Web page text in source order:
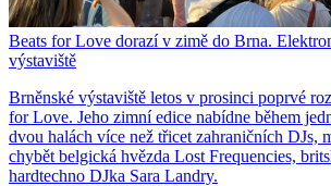
Beats for Love dorazí v zimě do Brna.
výstaviště
Brněnské výstaviště letos v prosinci poprvé
for Love. Jeho zimní edice nabídne během
dvou halách více než třicet zahraničních DJs,
chybět belgická hvězda Lost Frequencies,
hardtechno DJka Sara Landry.